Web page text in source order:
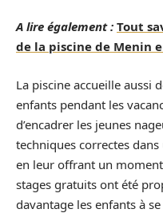
A lire également : Tout
de la piscine de Menin
La piscine accueille aussi
enfants pendant les
d’encadrer les jeunes
techniques correctes
en leur offrant un
stages gratuits ont été
davantage les enfants à